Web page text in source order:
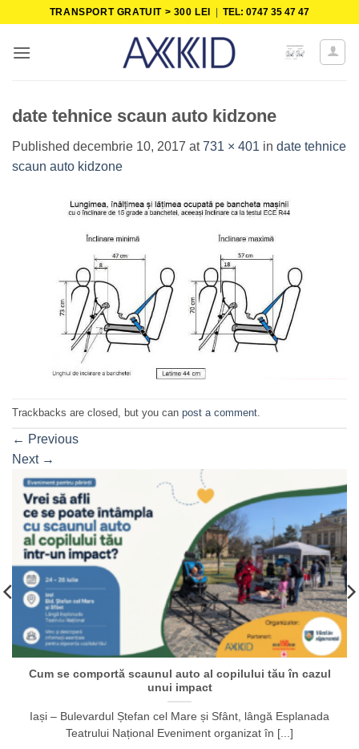
content
TRANSPORT GRATUIT > 300 LEI |TEL: 0747 35 47 47
date tehnice scaun auto kidzone
Published decembrie 10, 2017 at731 × 401 in date tehnice
scaun auto kidzone
Trackbacks are closed, but you can post a comment
← Previous
Next →
Cum se comportă scaunul auto al copilului tău în cazul
unui impact
Iași – Bulevardul Ștefan cel Mare și Sfânt, lângă Esplanada
Teatrului Național Eveniment organizat în [...]